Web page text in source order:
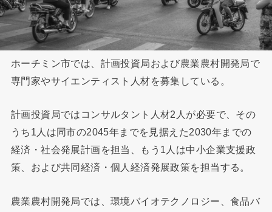
ホーチミン市では、計画投資局および農業農村開発局で
専門家やサイエンティスト人材を募集している。
計画投資局ではコンサルタント人材2人が必要で、その
うち1人は同市の2045年までを見据えた2030年までの
経済・社会発展計画を担当、もう1人は中小企業支援政
策、および共同経済・個人経済発展政策を担当する。
農業農村開発局では、環境バイオテクノロジー、食品バ